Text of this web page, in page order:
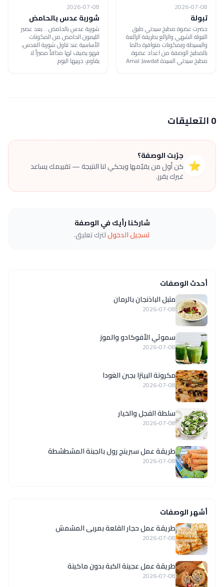
2026-07-08
تبولة
حضرت عضوة مطبخ سيدتي طبق
التبولة الشهي والرائع بطريقة الرائعة
والبسيطة وبمكونات متوافرة دائما
بالمطبخ الوصفة من اعداد عضوة
مطبخ سيدتي السيدة Amal Jawdat
2026-07-08
شوربة عدس بالحامض
شوربة عدس بالحامض .. يعد عصير
الليمون الحامض من المكونات
الأساسية عند تناول شوربة العدس،
فهو يضيف لها مذاقاً مميزاً لا
يقاوم، جربيها اليوم
0 التعليقات
⭐
جرّبت الوصفة؟
كن أول من يقيّمها ويحكي لنا النتيجة — تقييمك يساعد
غيرك يقرر.
شاركنا رأيك في الوصفة
تسجيل الدخوللترك تعليق.
أحدث الوصفات
متبل الباذنجان بالرمان
2026-07-08
سموثي الأفوكادو والموز
2026-07-08
مكرونة البيتزا بجبن الغودا
2026-07-08
سلطة الفجل والخيار
2026-07-08
طريقة عمل سبرينج رول بالجبنة المشطشطة
2026-07-08
أشهر الوصفات
طريقة عمل حجار القلعة بمربى المشمش
2026-07-08
طريقة عمل عجينة الكبة بدون ماكينة
2026-07-08